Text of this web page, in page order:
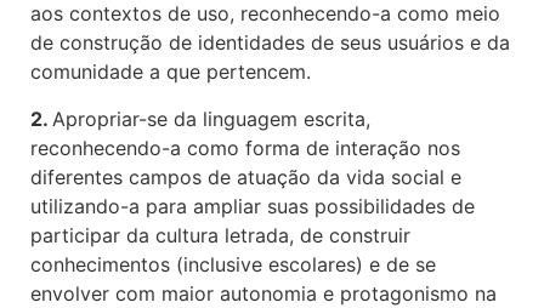
aos contextos de uso, reconhecendo-a como meio
de construção de identidades de seus usuários e da
comunidade a que pertencem.
2. Apropriar-se da linguagem escrita,
reconhecendo-a como forma de interação nos
diferentes campos de atuação da vida social e
utilizando-a para ampliar suas possibilidades de
participar da cultura letrada, de construir
conhecimentos (inclusive escolares) e de se
envolver com maior autonomia e protagonismo na